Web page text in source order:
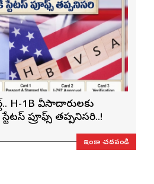
H-1B వీసాదారులకు
ప్రూఫ్స్ తప్పనిసరి..!
ఇంకా చదవండి